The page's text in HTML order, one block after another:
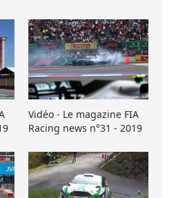
Vidéo - Le magazine FIA
Racing news n°31 - 2019